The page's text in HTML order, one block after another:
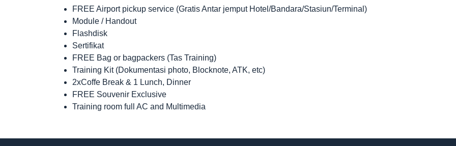
FREE Airport pickup service (Gratis Antar jemput Hotel/Bandara/Stasiun/Terminal)
Module / Handout
Flashdisk
Sertifikat
FREE Bag or bagpackers (Tas Training)
Training Kit (Dokumentasi photo, Blocknote, ATK, etc)
2xCoffe Break & 1 Lunch, Dinner
FREE Souvenir Exclusive
Training room full AC and Multimedia